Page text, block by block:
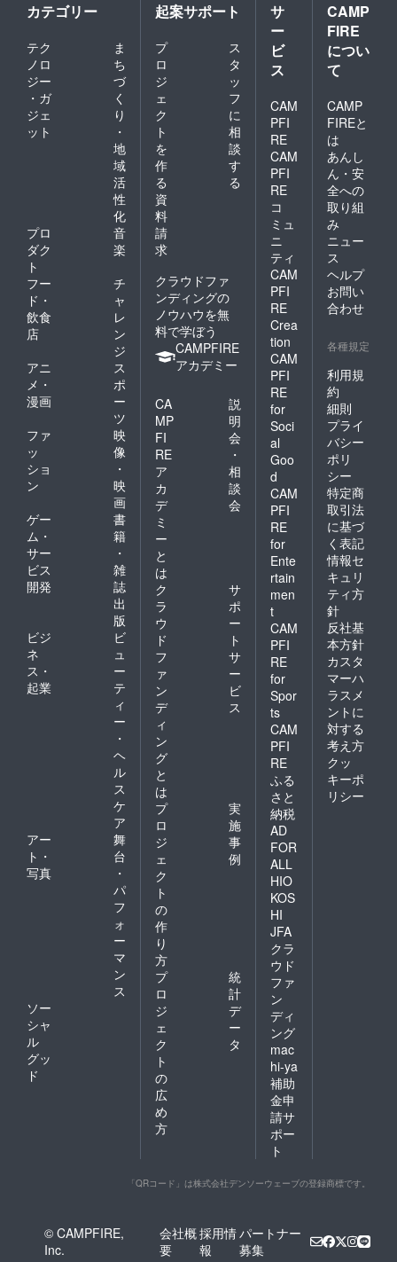
カテゴリー
テク
ノロ
ジー
・ガ
ジェ
ット
ま
ち
づ
く
り
・
地
域
活
性
化
プロ
ダク
ト
音
楽
フー
ド・
飲食
店
チ
ャ
レ
ン
ジ
アニ
メ・
漫画
ス
ポ
ー
ツ
ファ
ッ
ショ
ン
映
像
・
映
画
ゲー
ム・
サー
ビス
開発
書
籍
・
雑
誌
出
版
ビジ
ネ
ス・
起業
ビ
ュ
ー
テ
ィ
ー
・
ヘ
ル
ス
ケ
ア
アー
ト・
写真
舞
台
・
パ
フ
ォ
ー
マ
ン
ス
ソー
シャ
ル
グッ
ド
起案サポート
プ
ロ
ジ
ェ
ク
ト
を
作
る
ス
タ
ッ
フ
に
相
談
す
る
資
料
請
求
クラウドファ
ンディングの
ノウハウを無
料で学ぼう
CAMPFIRE
アカデミー
CA
MP
FI
RE
ア
カ
デ
ミ
ー
と
は
説
明
会
・
相
談
会
ク
ラ
ウ
ド
フ
ァ
ン
デ
ィ
ン
グ
と
は
サ
ポ
ー
ト
サ
ー
ビ
ス
プ
ロ
ジ
ェ
ク
ト
の
作
り
方
実
施
事
例
プ
ロ
ジ
ェ
ク
ト
の
広
め
方
統
計
デ
ー
タ
サ
ー
ビ
ス
CAM
PFI
RE
CAM
PFI
RE
コ
ミュ
ニ
ティ
CAM
PFI
RE
Crea
tion
CAM
PFI
RE
for
Soci
al
Goo
d
CAM
PFI
RE
for
Ente
rtain
men
t
CAM
PFI
RE
for
Spor
ts
CAM
PFI
RE
ふる
さと
納税
AD
FOR
ALL
HIO
KOS
HI
JFA
クラ
ウド
ファ
ン
ディ
ング
mac
hi-ya
補助
金申
請サ
ポー
ト
CAMP
FIRE
につい
て
CAMP
FIREと
は
あんし
ん・安
全への
取り組
み
ニュー
ス
ヘルプ
お問い
合わせ
各種規定
利用規
約
細則
プライ
バシー
ポリ
シー
特定商
取引法
に基づ
く表記
情報セ
キュリ
ティ方
針
反社基
本方針
カスタ
マーハ
ラスメ
ントに
対する
考え方
クッ
キーポ
リシー
「QRコード」は株式会社デンソーウェーブの登録商標です。
© CAMPFIRE,
Inc.
会社概
要
採用情
報
パートナー
募集